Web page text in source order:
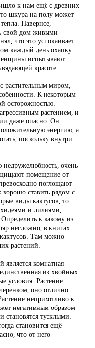
к нам ещё с древних
шкура на полу может
Наверное,
свой дом живыми
что это успокаивает
каждый день охапку
испытывают
красоте.
растительным миром,
К некоторым
осторожностью.
растением, и
даже опасно. Он
энергию, а
поскольку внутри
очень
помещение от
поглощают
ставить рядом с
виды кактусов, то
и лилиями,
к какому из
несложно, в книгах
Там можно
растений.
комнатная
из хвойных
условия. Растение
оно отлично
неприхотливо к
негативным образом
становятся тусклыми.
становится ещё
что от него